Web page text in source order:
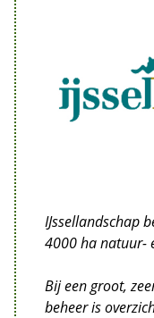
IJssellandschap
4000 ha natuur-
Bij een groot,
beheer is